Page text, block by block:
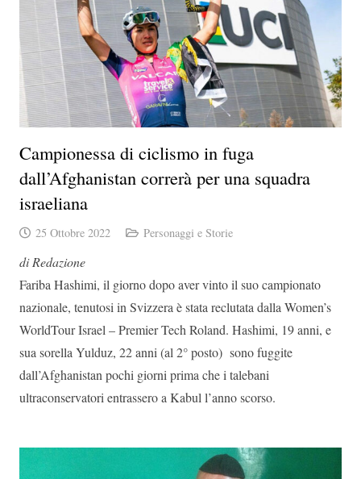
Campionessa di ciclismo in fuga
dall’Afghanistan correrà per una squadra
israeliana
25 Ottobre 2022 Personaggi e Storie
di Redazione
Fariba Hashimi, il giorno dopo aver vinto il suo campionato
nazionale, tenutosi in Svizzera è stata reclutata dalla Women’s
WorldTour Israel – Premier Tech Roland. Hashimi, 19 anni, e
sua sorella Yulduz, 22 anni (al 2° posto) sono fuggite
dall’Afghanistan pochi giorni prima che i talebani
ultraconservatori entrassero a Kabul l’anno scorso.